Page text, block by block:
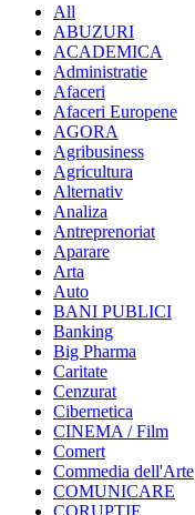
All
ABUZURI
ACADEMICA
Administratie
Afaceri
Afaceri Europene
AGORA
Agribusiness
Agricultura
Alternativ
Analiza
Antreprenoriat
Aparare
Arta
Auto
BANI PUBLICI
Banking
Big Pharma
Caritate
Cenzurat
Cibernetica
CINEMA / Film
Comert
Commedia dell'Arte
COMUNICARE
CORUPTIE